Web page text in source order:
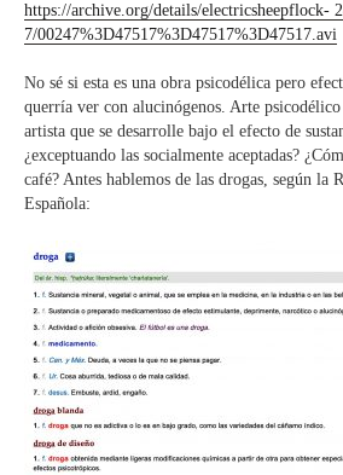
https://archive.org/details/electricsheepflock-
7/00247%3D47517%3D47517%3D47517.avi
No sé si esta es una obra psicodélica pero
querría ver con alucinógenos. Arte
artista que se desarrolle bajo el efecto de
¿exceptuando las socialmente aceptadas?
café? Antes hablemos de las drogas, según la
Española: